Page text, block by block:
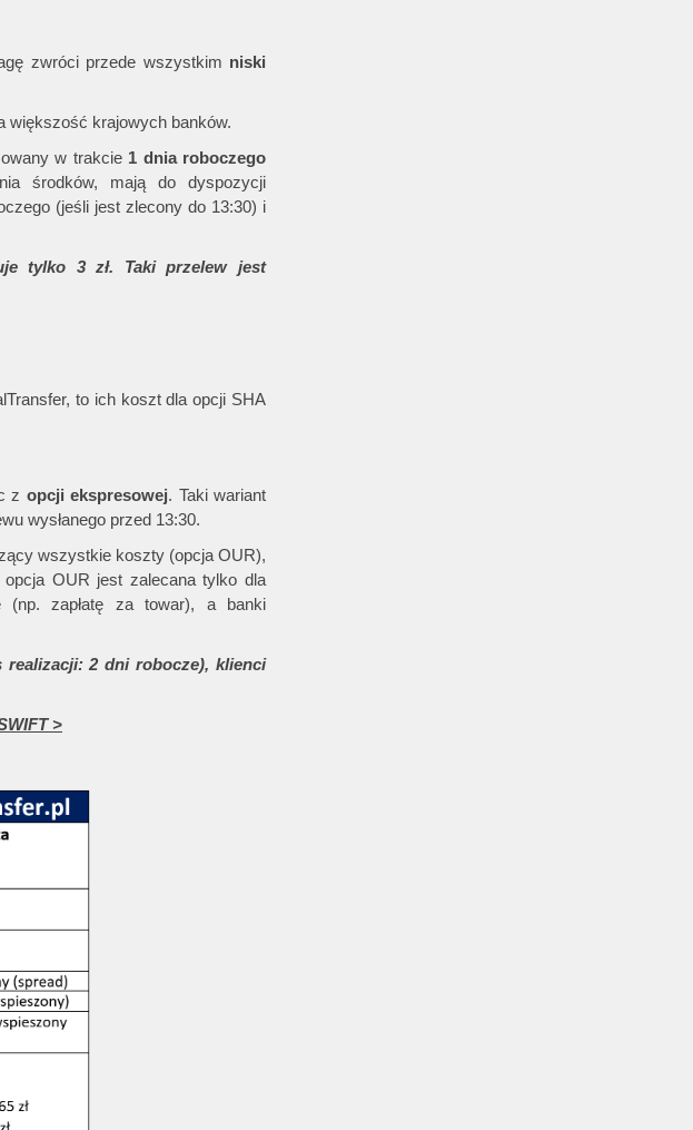
zwróci przede wszystkim niski
większość krajowych banków.
w trakcie 1 dnia roboczego
środków, mają do dyspozycji
(jeśli jest zlecony do 13:30) i
tylko 3 zł. Taki przelew jest
to ich koszt dla opcji SHA
z opcji ekspresowej. Taki wariant
wysłanego przed 13:30.
wszystkie koszty (opcja OUR),
opcja OUR jest zalecana tylko dla
zapłatę za towar), a banki
realizacji: 2 dni robocze), klienci
>